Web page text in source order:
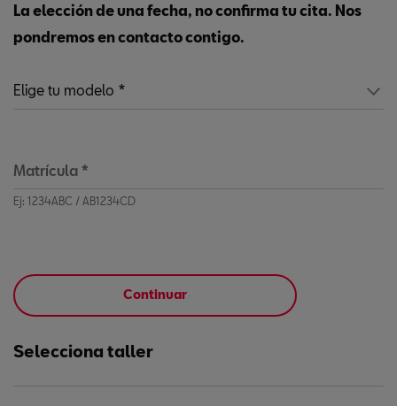
La elección de una fecha, no confirma tu cita. Nos
pondremos en contacto contigo.
Matrícula *
Ej: 1234ABC / AB1234CD
Continuar
Selecciona taller